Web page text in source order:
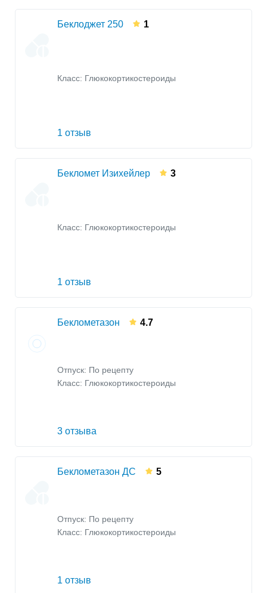
Беклоджет 250 1
Класс: Глюкокортикостероиды
1 отзыв
Бекломет Изихейлер 3
Класс: Глюкокортикостероиды
1 отзыв
Беклометазон 4.7
Отпуск: По рецепту
Класс: Глюкокортикостероиды
3 отзыва
Беклометазон ДС 5
Отпуск: По рецепту
Класс: Глюкокортикостероиды
1 отзыв